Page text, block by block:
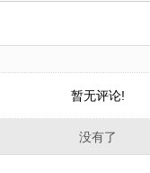
暂无评论!
没有了